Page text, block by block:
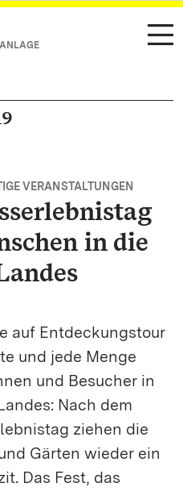
VERANSTALTUNGEN
in die
auf Entdeckungstour
und jede Menge
und Besucher in
Nach dem
ziehen die
Gärten wieder ein
Das Fest, das